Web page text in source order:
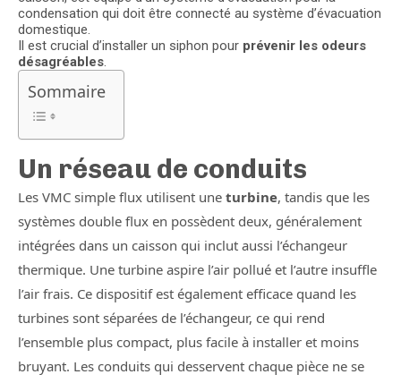
condensation qui doit être connecté au système d’évacuation
domestique.
Il est crucial d’installer un siphon pour prévenir les odeurs
désagréables.
Sommaire
Un réseau de conduits
Les VMC simple flux utilisent une turbine, tandis que les
systèmes double flux en possèdent deux, généralement
intégrées dans un caisson qui inclut aussi l’échangeur
thermique. Une turbine aspire l’air pollué et l’autre insuffle
l’air frais. Ce dispositif est également efficace quand les
turbines sont séparées de l’échangeur, ce qui rend
l’ensemble plus compact, plus facile à installer et moins
bruyant. Les conduits qui desservent chaque pièce ne se